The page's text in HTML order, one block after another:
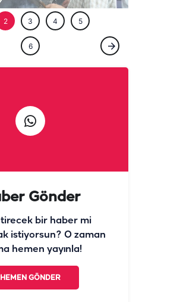
2 3 4 5
6
Gönder
bir haber mi
istiyorsun? O zaman
hemen yayınla!
HEMEN GÖNDER